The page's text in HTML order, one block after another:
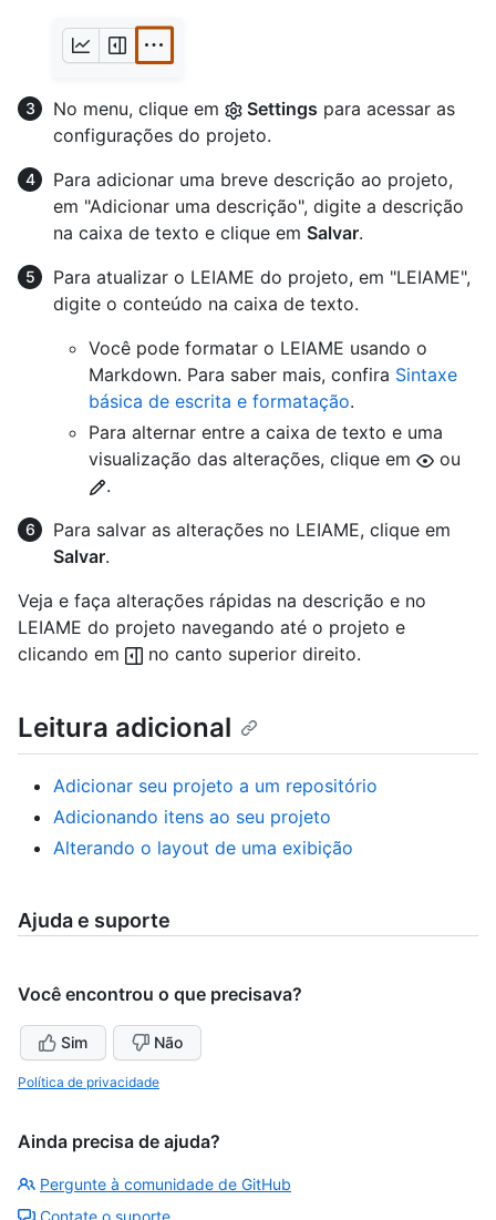
No menu, clique em Settings para acessar as
configurações do projeto.
Para adicionar uma breve descrição ao projeto,
em "Adicionar uma descrição", digite a descrição
na caixa de texto e clique em Salvar.
Para atualizar o LEIAME do projeto, em "LEIAME",
digite o conteúdo na caixa de texto.
Você pode formatar o LEIAME usando o
Markdown. Para saber mais, confira Sintaxe
básica de escrita e formatação.
Para alternar entre a caixa de texto e uma
visualização das alterações, clique em
ou
.
Para salvar as alterações no LEIAME, clique em
Salvar.
Veja e faça alterações rápidas na descrição e no
LEIAME do projeto navegando até o projeto e
clicando em
no canto superior direito.
Leitura adicional
Adicionar seu projeto a um repositório
Adicionando itens ao seu projeto
Alterando o layout de uma exibição
Ajuda e suporte
Você encontrou o que precisava?
Sim Não
Política de privacidade
Ainda precisa de ajuda?
Pergunte à comunidade de GitHub
Contate o suporte